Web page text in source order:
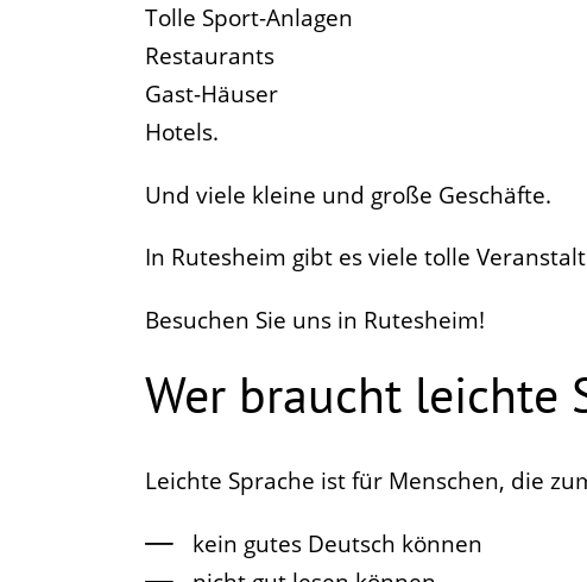
Tolle Sport-Anlagen
Restaurants
Gast-Häuser
Hotels.
Und viele kleine und große Geschäfte.
In Rutesheim gibt es viele tolle
Besuchen Sie uns in Rutesheim!
Wer braucht leichte
Leichte Sprache ist für Menschen, die
kein gutes Deutsch können